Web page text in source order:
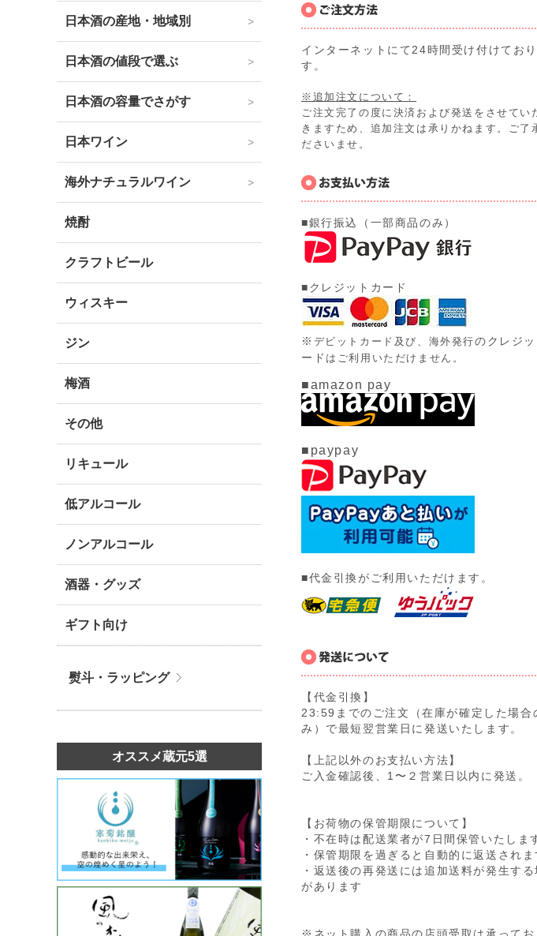
インターネットにて24時間受け付けており
す。
※追加注文について：
ご注文完了の度に決済および発送をさせてい
きますため、追加注文は承りかねます。ご了
ださいませ。
■銀行振込（一部商品のみ）
■クレジットカード
※ デビットカード及び、 海外発行のクレジッ
ード はご利用いただけません。
■amazon pay
■paypay
■代金引換がご利用いただけます。
【代金引換】
23:59までのご注文（在庫が確定した場合
み）で最短翌営業日に発送いたします。
【上記以外のお支払い方法】
ご入金確認後、1〜２営業日以内に発送。
【お荷物の保管期限について】
・不在時は配送業者が7日間保管いたしま
・保管期限を過ぎると自動的に返送されま
・返送後の再発送には追加送料が発生する
があります
日本酒の産地・地域別
日本酒の値段で選ぶ
日本酒の容量でさがす
日本ワイン
海外ナチュラルワイン
焼酎
クラフトビール
ウィスキー
ジン
梅酒
その他
リキュール
低アルコール
ノンアルコール
酒器・グッズ
ギフト向け
熨斗・ラッピング
オススメ蔵元5選